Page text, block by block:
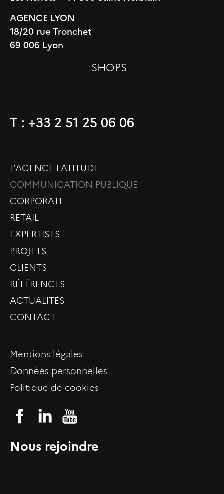
AGENCE LYON
18/20 rue Tronchet
69 006 Lyon
SHOPS
T : +33 2 51 25 06 06
L’AGENCE LATITUDE
COMMUNICATION PUBLIQUE
CORPORATE
RETAIL
EXPERTISES
PROJETS
CLIENTS
RÉFÉRENCES
ACTUALITÉS
CONTACT
Mentions légales
Données personnelles
Politique de cookies
Nous rejoindre